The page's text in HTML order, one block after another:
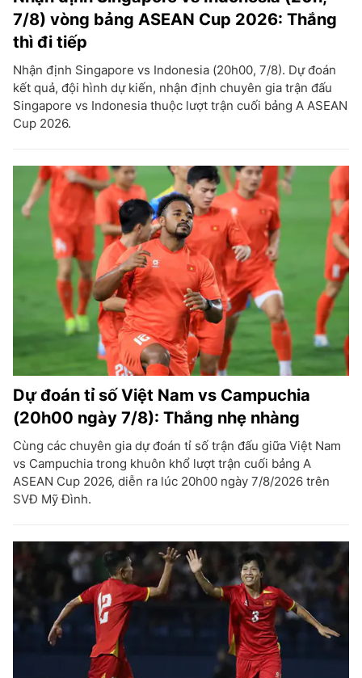
7/8) vòng bảng ASEAN Cup 2026: Thắng
thì đi tiếp
Nhận định Singapore vs Indonesia (20h00, 7/8). Dự đoán
kết quả, đội hình dự kiến, nhận định chuyên gia trận đấu
Singapore vs Indonesia thuộc lượt trận cuối bảng A ASEAN
Cup 2026.
Dự đoán tỉ số Việt Nam vs Campuchia
(20h00 ngày 7/8): Thắng nhẹ nhàng
Cùng các chuyên gia dự đoán tỉ số trận đấu giữa Việt Nam
vs Campuchia trong khuôn khổ lượt trận cuối bảng A
ASEAN Cup 2026, diễn ra lúc 20h00 ngày 7/8/2026 trên
SVĐ Mỹ Đình.